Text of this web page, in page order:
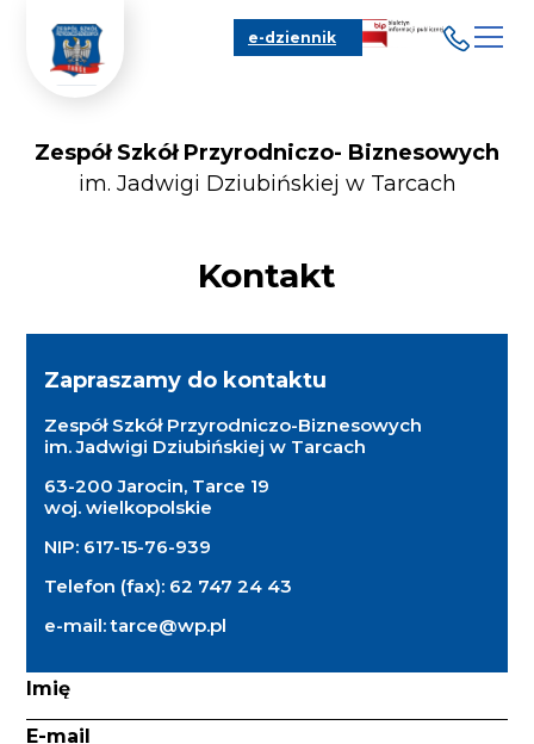
e-dziennik
Zespół Szkół Przyrodniczo- Biznesowych
im. Jadwigi Dziubińskiej w Tarcach
Kontakt
Zapraszamy do kontaktu
Zespół Szkół Przyrodniczo-Biznesowych
im. Jadwigi Dziubińskiej w Tarcach
63-200 Jarocin, Tarce 19
woj. wielkopolskie
NIP: 617-15-76-939
Telefon (fax): 62 747 24 43
e-mail:tarce@wp.pl